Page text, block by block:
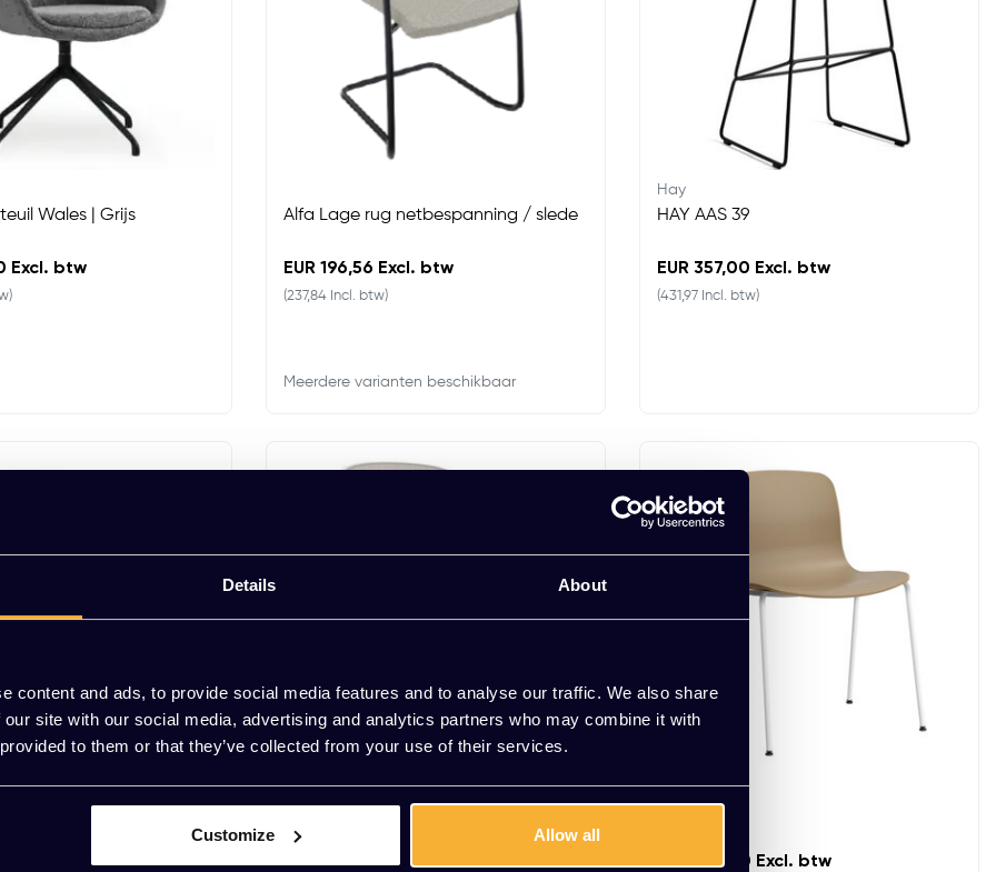
Details About
content and ads, to provide social media features and to analyse our traffic. We also share
site with our social media, advertising and analytics partners who may combine it with
to them or that they’ve collected from your use of their services.
Customize Allow all
Wales | Grijs
Excl. btw
Alfa Lage rug netbespanning / slede
EUR 196,56 Excl. btw
(237,84 Incl. btw)
Meerdere varianten beschikbaar
Hay
HAY AAS 39
EUR 357,00 Excl. btw
(431,97 Incl. btw)
Gestoffeerd
Hay
HAY AAC 212 Gestoffeerd
EUR 382,50 Excl. btw
HAY AAC 16
EUR 210,00 Excl. btw